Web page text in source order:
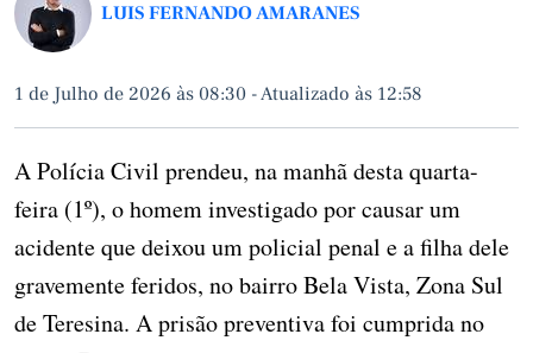
LUIS FERNANDO AMARANES
1 de Julho de 2026 às 08:30 -Atualizado às 12:58
A Polícia Civil prendeu, na manhã desta quarta-
feira (1º), o homem investigado por causar um
acidente que deixou um policial penal e a filha dele
gravemente feridos, no bairro Bela Vista, Zona Sul
de Teresina. A prisão preventiva foi cumprida no